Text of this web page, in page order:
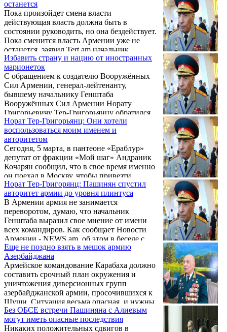
Арменией, кто-нибудь руководит или нет?
Почему азербайджанцам вообще позволяют
вступать на нашу территорию? За
безопасность страны отвечает армия.
останется
Пока произойдет смена власти
действующая власть должна быть в
состоянии руководить, но она бездействует.
Пока сменится власть Армении уже не
останется, заявил Tert.am начальник
Генерального штаба 1992-1995 гг., и.о.
министра обороны 1993 г., Герой Арцахской
войны, генерал-лейтенант Норат Тер-
Григорянц, касаясь ситуации в Сюникском
марзе.
Избавить страну и нацию от иностранных
марионеток
С обращением к создателю Вооружённых
Сил Армении, генерал-лейтенанту,
бывшему начальнику Генштаба
Вооружённых Сил Армении Норату
Григорьевичу Тер-Григорьянцу обратился
независимый эксперт из Еревана Сергей
Шакарянц.
Норат Тер-Григорьянц: Они хотели
воспользоваться моим именем и
авторитетом
Сегодня, 5 марта, в пантеоне «Ераблур»
депутат от фракции «Мой шаг» Андраник
Кочарян сообщил, что в свое время именно
он поехал в Москву, чтобы привезти
легендарных военачальников: Тер-
Григорьянца, Зиневича, Иваняна. Редакции
ТГ-канала @military_arm удалось связаться с
генералом Норатом Григорьевичем Тер-
Григорьянцем и получить его комментарии
по поводу этого вопроса и
внутриполитической ситуации в Армении.
Норат Тер-Григорянц: Пашинян спустил
авторитет армии до уровня плинтуса
В Армении армия не занимается
переворотом, думаю, что начальник
Генштаба выразил свое мнение от имени
всех командиров. Как сообщает Новости
Армении - NEWS.am, об этом в беседе с
«Пастинфо» заявил генерал-лейтенант ВС
СССР и РФ, начальник Генштаба
Минобороны Армении в 1992-1995 гг.,
исполняющий обязанности министра
обороны Армении в 1993 году Норат Тер-
Григорянц, который прокомментировал
сложившуюся в Ереване ситуацию.
Еще не поздно взять в мешок армию
Азербайджана
Армейское командование Карабаха должно
составить срочный план окружения и
уничтожения диверсионных групп
азербайджанской армии, просочившихся к
Шуши. Ситуация весьма опасная, и нужны
нестандартные, внезапные решения. Такое
мнение выразил Sputnik Армения один из
создателей Вооруженных сил независимой
Без ОБСЕ встречи Пашиняна с Алиевым
могут иметь опасные последствия
Никаких положительных сдвигов в